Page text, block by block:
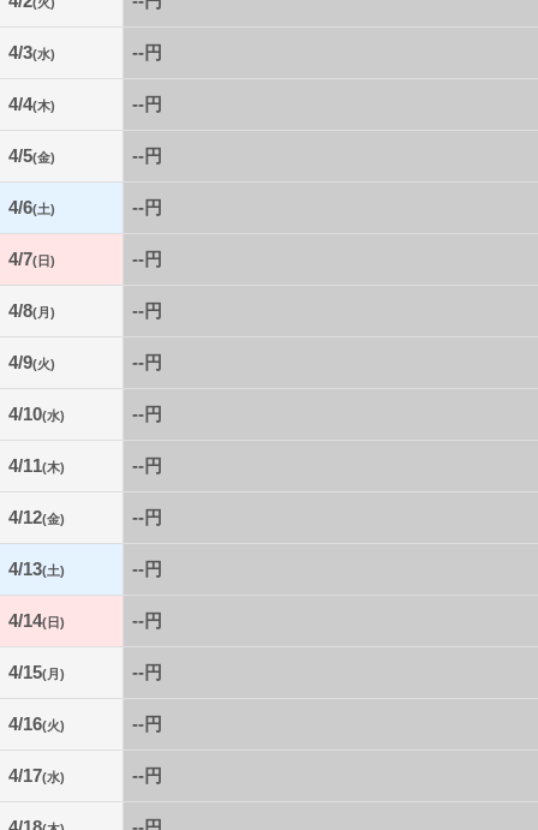
4/3(水) --円
4/4(木) --円
4/5(金) --円
4/6(土) --円
4/7(日) --円
4/8(月) --円
4/9(火) --円
4/10(水) --円
4/11(木) --円
4/12(金) --円
4/13(土) --円
4/14(日) --円
4/15(月) --円
4/16(火) --円
4/17(水) --円